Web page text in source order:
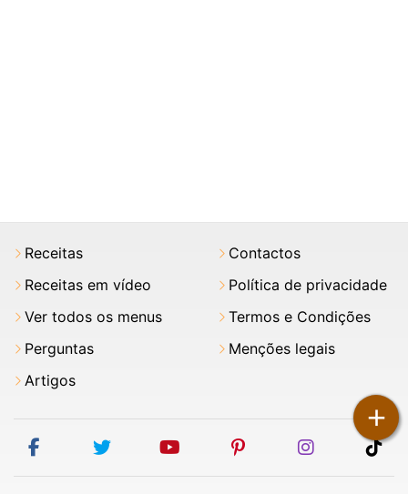
+
Receitas
Receitas em vídeo
Ver todos os menus
Perguntas
Artigos
Contactos
Política de privacidade
Termos e Condições
Menções legais
facebooktwitter youtubepinterestinstagram